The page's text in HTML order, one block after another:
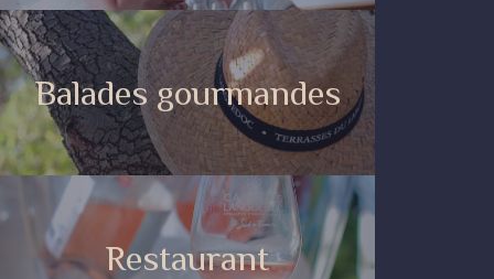
Balades gourmandes
Restaurant